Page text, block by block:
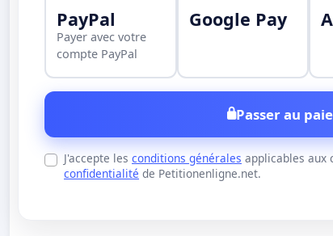
PayPal
Payer avec votre
compte PayPal
Google Pay
Passer au
J'accepte les conditions générales applicables aux
confidentialité de Petitionenligne.net.